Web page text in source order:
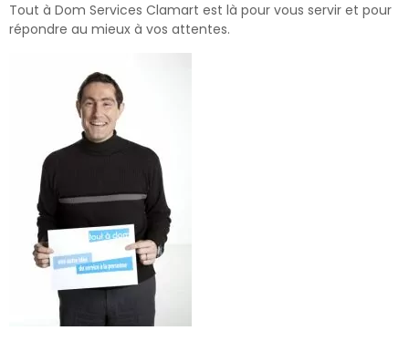
Tout à Dom Services Clamart est là pour vous servir et pour
répondre au mieux à vos attentes.